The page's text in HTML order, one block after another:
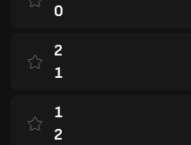
0
2
1
1
2